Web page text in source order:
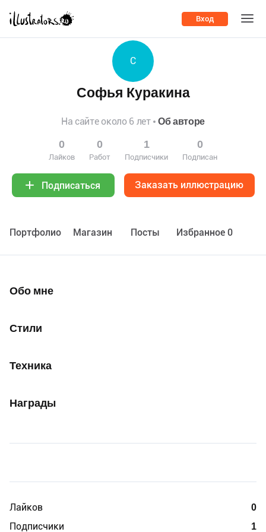
Вход
С
Софья Куракина
На сайте около 6 лет Об авторе
0
Лайков
0
Работ
1
Подписчики
0
Подписан
Подписаться Заказать иллюстрацию
Портфолио Maгазин Посты Избранное 0
Обо мне
Стили
Техника
Награды
Лайков
0
Подписчики
1